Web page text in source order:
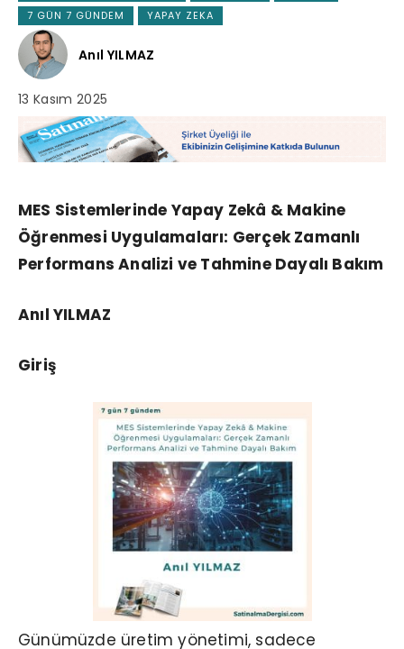
7 GÜN 7 GÜNDEM
YAPAY ZEKA
Anıl YILMAZ
13 Kasım 2025
MES Sistemlerinde Yapay Zekâ & Makine
Öğrenmesi Uygulamaları: Gerçek Zamanlı
Performans Analizi ve Tahmine Dayalı Bakım
Anıl YILMAZ
Giriş
Günümüzde üretim yönetimi, sadece